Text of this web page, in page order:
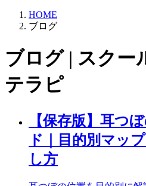
HOME
ブログ
ブログ | スクー
テラピ
【保存版】耳つ
ド｜目的別マッ
し方